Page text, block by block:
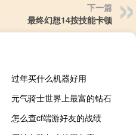
下一篇
最终幻想14按技能卡顿
过年买什么机器好用
元气骑士世界上最富的钻石
怎么查cf端游好友的战绩